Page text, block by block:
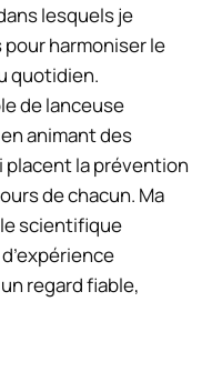
lesquels je
harmoniser le
quotidien.
de lanceuse
animant des
la prévention
de chacun. Ma
scientifique
regard fiable,